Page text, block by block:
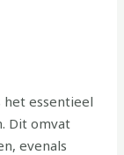
essentieel
Dit omvat
evenals